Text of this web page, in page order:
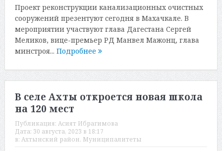
Проект реконструкции канализационных очистных
сооружений презентуют сегодня в Махачкале. В
мероприятии участвуют глава Дагестана Сергей
Меликов, вице-премьер РД Манвел Мажонц, глава
минстроя... Подробнее
В селе Ахты откроется новая школа
на 120 мест
Публикация: Асият Ибрагимова
Дата: 30 августа, 2023 в 18:17
в: Ахтынский район, Муниципалитеты